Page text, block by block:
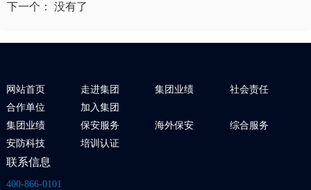
下一个： 没有了
网站首页 走进集团 集团业绩
社会责任
合作单位
加入集团
集团业绩
保安服务 海外保安
综合服务
安防科技
培训认证
联系信息
400-866-0101